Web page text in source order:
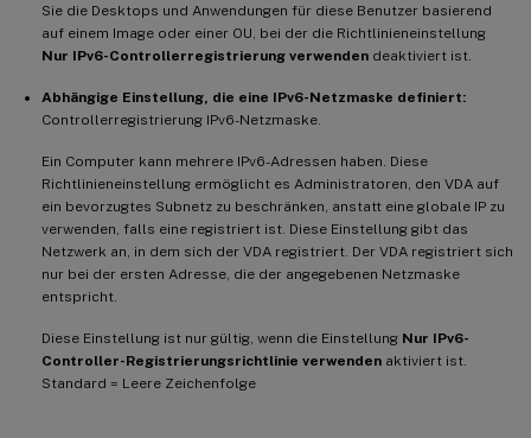
Sie die Desktops und Anwendungen für diese Benutzer basierend
auf einem Image oder einer OU, bei der die Richtlinieneinstellung
Nur IPv6-Controllerregistrierung verwenden deaktiviert ist.
Abhängige Einstellung, die eine IPv6-Netzmaske definiert:
Controllerregistrierung IPv6-Netzmaske.
Ein Computer kann mehrere IPv6-Adressen haben. Diese
Richtlinieneinstellung ermöglicht es Administratoren, den VDA auf
ein bevorzugtes Subnetz zu beschränken, anstatt eine globale IP zu
verwenden, falls eine registriert ist. Diese Einstellung gibt das
Netzwerk an, in dem sich der VDA registriert. Der VDA registriert sich
nur bei der ersten Adresse, die der angegebenen Netzmaske
entspricht.
Diese Einstellung ist nur gültig, wenn die Einstellung Nur IPv6-
Controller-Registrierungsrichtlinie verwenden aktiviert ist.
Standard = Leere Zeichenfolge